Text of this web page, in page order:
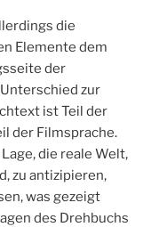
die
Elemente dem
der
zur
ist Teil der
der Filmsprache.
die reale Welt,
zu antizipieren,
was gezeigt
des Drehbuchs